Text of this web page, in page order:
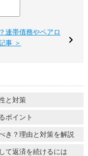
連帯債務やペアロ
事 ＞
と対策
ポイント
き？理由と対策を解説
て返済を続けるには